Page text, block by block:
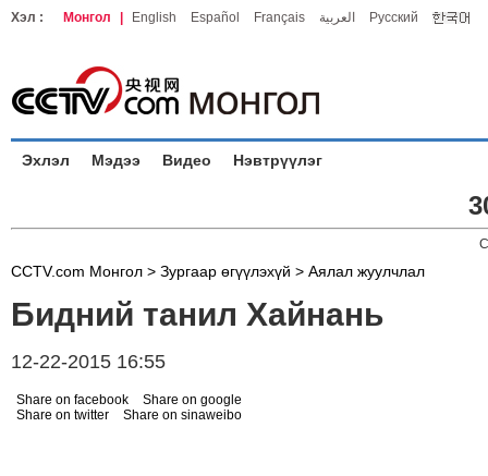
Хэл : Монгол English Español Français العربية Русский
Эхлэл Мэдээ Видео Нэвтрүүлэг
CCTV.com Монгол > Зургаар өгүүлэхүй > Аялал жуулчлал
Бидний танил Хайнань
12-22-2015 16:55
Share on facebook
Share on google
Share on twitter
Share on sinaweibo